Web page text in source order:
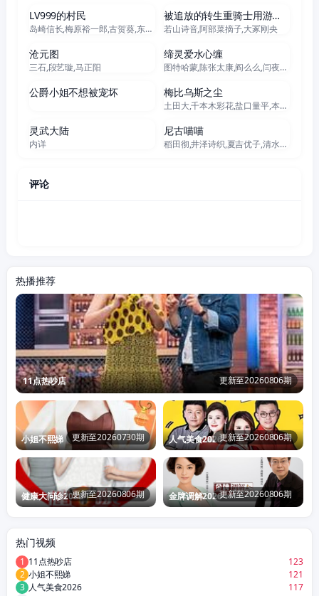
LV999的村民
岛崎信长,梅原裕一郎,古贺葵,东山奈央,Lynn,石见舞菜香,猪股慧士
被追放的转生重骑士用游戏知识开无双
若山诗音,阿部菜摘子,大冢刚央
更新至89集
沧元图
三石,段艺璇,马正阳
更新至02集
缔灵爱水心缠
图特哈蒙,陈张太康,阎么么,闫夜桥,陆庚宜,郝祥海,林柏青,刘知否
更新至12集
公爵小姐不想被宠坏
更新至05集
梅比乌斯之尘
土田大,千本木彩花,盐口量平,本泉莉奈,坂泰斗,三上枝织,松田飒水,广桥凉,桑原由气,福原绫香,德留慎乃佑,市川苍,日野麻里,稗田宁宁,河濑茉希,青山玲菜,猪股慧士,大野智敬,手冢宏通,堀金苍平,森永彩斗,佐藤榛夏
灵武大陆
内详
更新至06集
尼古喵喵
稻田彻,井泽诗织,夏吉优子,清水彩香,松冈美里,船户百合绘,明智璃子
评论
热播推荐
更新至20260806期
11点热吵店
更新至20260730期
小姐不熙娣 更新至20260806期
人气美食2026
更新至20260806期
健康大问诊2026 更新至20260806期
金牌调解2026
热门视频
1 11点热吵店
123
2 小姐不熙娣
121
3 人气美食2026
117